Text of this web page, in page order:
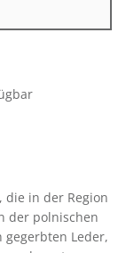
die in der Region
der polnischen
Leder,